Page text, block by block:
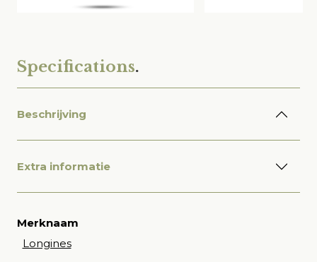
Specifications.
Beschrijving
Extra informatie
Merknaam
Longines